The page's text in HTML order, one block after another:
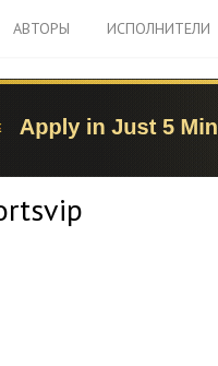
АВТОРЫ ИСПОЛНИТЕЛИ